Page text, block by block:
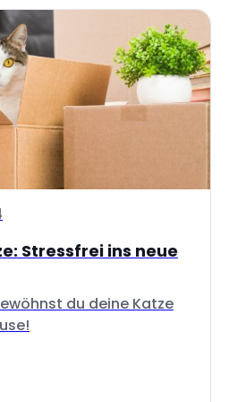
Stressfrei ins neue
du deine Katze